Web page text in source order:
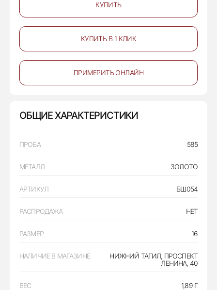
ОБЩИЕ ХАРАКТЕРИСТИКИ
ПРОБА 585
МЕТАЛЛ ЗОЛОТО
АРТИКУЛ БШ054
РАСПРОДАЖА НЕТ
РАЗМЕР 16
НАЛИЧИЕ В МАГАЗИНЕ
НИЖНИЙ ТАГИЛ, ПРОСПЕКТ
ЛЕНИНА, 40
ВЕС 1,89 Г
КУПИТЬ
КУПИТЬ В 1 КЛИК
ПРИМЕРИТЬ ОНЛАЙН